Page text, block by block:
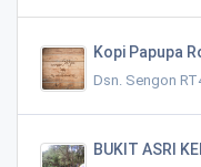
Kopi Papupa
Dsn. Sengon
BUKIT ASRI